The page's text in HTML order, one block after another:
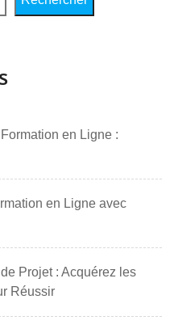
en Ligne :
en Ligne avec
Projet : Acquérez les
Réussir